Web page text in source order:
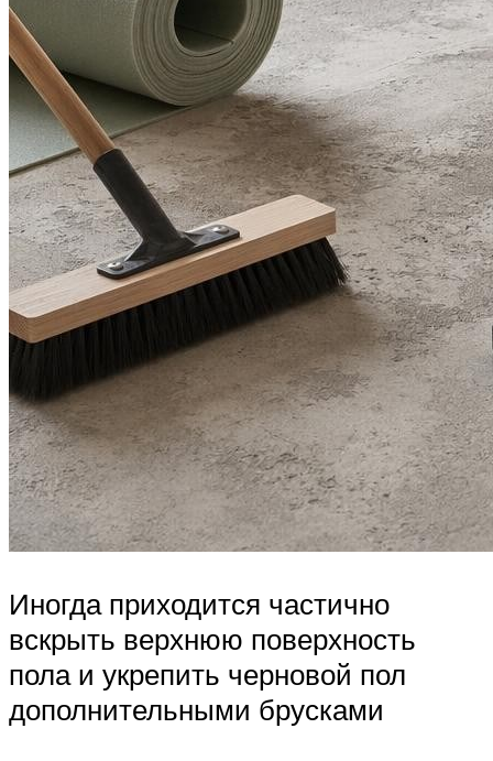
Иногда приходится частично
вскрыть верхнюю поверхность
пола и укрепить черновой пол
дополнительными брусками